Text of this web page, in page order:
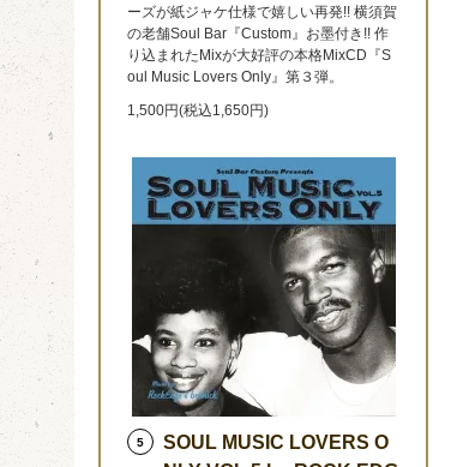
ーズが紙ジャケ仕様で嬉しい再発!! 横須賀
の老舗Soul Bar『Custom』お墨付き!! 作
り込まれたMixが大好評の本格MixCD『S
oul Music Lovers Only』第３弾。
1,500円(税込1,650円)
5
SOUL MUSIC LOVERS O